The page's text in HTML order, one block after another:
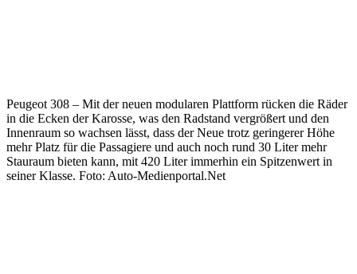
Peugeot 308 – Mit der neuen modularen Plattform rücken die Räder
in die Ecken der Karosse, was den Radstand vergrößert und den
Innenraum so wachsen lässt, dass der Neue trotz geringerer Höhe
mehr Platz für die Passagiere und auch noch rund 30 Liter mehr
Stauraum bieten kann, mit 420 Liter immerhin ein Spitzenwert in
seiner Klasse. Foto: Auto-Medienportal.Net